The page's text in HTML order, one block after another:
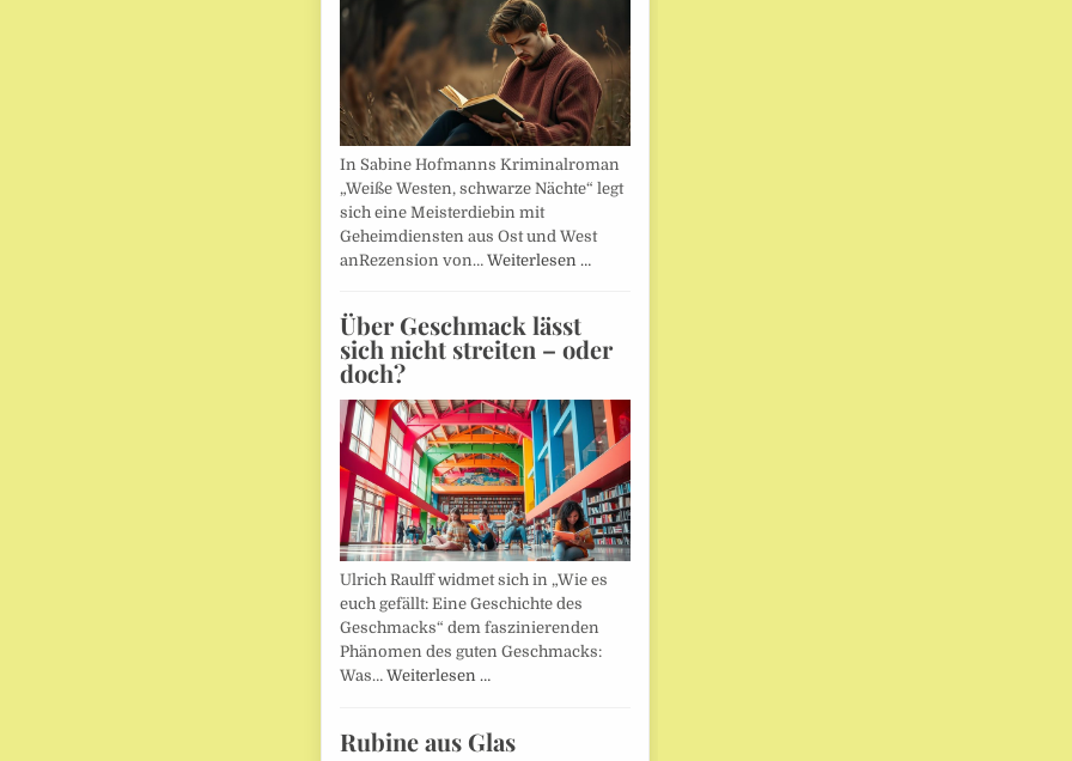
In Sabine Hofmanns Kriminalroman
„Weiße Westen, schwarze Nächte“ legt
sich eine Meisterdiebin mit
Geheimdiensten aus Ost und West
anRezension von… Weiterlesen …
Über Geschmack lässt
sich nicht streiten – oder
doch?
Ulrich Raulff widmet sich in „Wie es
euch gefällt: Eine Geschichte des
Geschmacks“ dem faszinierenden
Phänomen des guten Geschmacks:
Was… Weiterlesen …
Rubine aus Glas